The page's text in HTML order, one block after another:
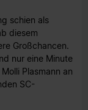
schien als
diesem
Großchancen.
nur eine Minute
Plasmann an
SC-